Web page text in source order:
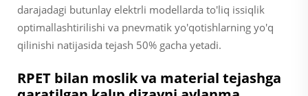
darajadagi butunlay elektrli modellarda to'liq issiqlik
optimallashtirilishi va pnevmatik yo'qotishlarning yo'q
qilinishi natijasida tejash 50% gacha yetadi.
RPET bilan moslik va material tejashga